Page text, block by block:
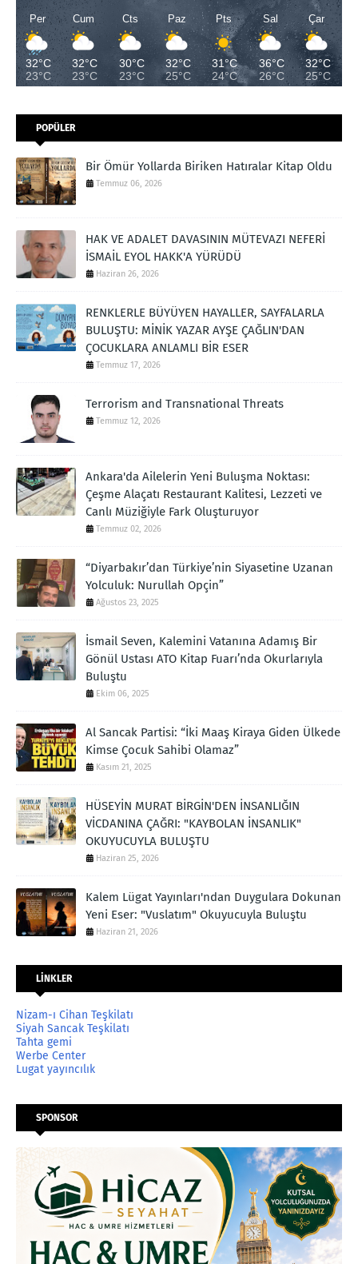
Per
32°C
23°C
Cum
32°C
23°C
Cts
30°C
23°C
Paz
32°C
25°C
Pts
31°C
24°C
Sal
36°C
26°C
Çar
32°C
25°C
POPÜLER
Bir Ömür Yollarda Biriken Hatıralar Kitap Oldu
Temmuz 06, 2026
HAK VE ADALET DAVASININ MÜTEVAZI NEFERİ
İSMAİL EYOL HAKK'A YÜRÜDÜ
Haziran 26, 2026
RENKLERLE BÜYÜYEN HAYALLER, SAYFALARLA
BULUŞTU: MİNİK YAZAR AYŞE ÇAĞLIN'DAN
ÇOCUKLARA ANLAMLI BİR ESER
Temmuz 17, 2026
Terrorism and Transnational Threats
Temmuz 12, 2026
Ankara'da Ailelerin Yeni Buluşma Noktası:
Çeşme Alaçatı Restaurant Kalitesi, Lezzeti ve
Canlı Müziğiyle Fark Oluşturuyor
Temmuz 02, 2026
“Diyarbakır’dan Türkiye’nin Siyasetine Uzanan
Yolculuk: Nurullah Opçin”
Ağustos 23, 2025
İsmail Seven, Kalemini Vatanına Adamış Bir
Gönül Ustası ATO Kitap Fuarı’nda Okurlarıyla
Buluştu
Ekim 06, 2025
Al Sancak Partisi: “İki Maaş Kiraya Giden Ülkede
Kimse Çocuk Sahibi Olamaz”
Kasım 21, 2025
HÜSEYİN MURAT BİRGİN'DEN İNSANLIĞIN
VİCDANINA ÇAĞRI: "KAYBOLAN İNSANLIK"
OKUYUCUYLA BULUŞTU
Haziran 25, 2026
Kalem Lügat Yayınları'ndan Duygulara Dokunan
Yeni Eser: "Vuslatım" Okuyucuyla Buluştu
Haziran 21, 2026
LİNKLER
Nizam-ı Cihan Teşkilatı
Siyah Sancak Teşkilatı
Tahta gemi
Werbe Center
Lugat yayıncılık
SPONSOR